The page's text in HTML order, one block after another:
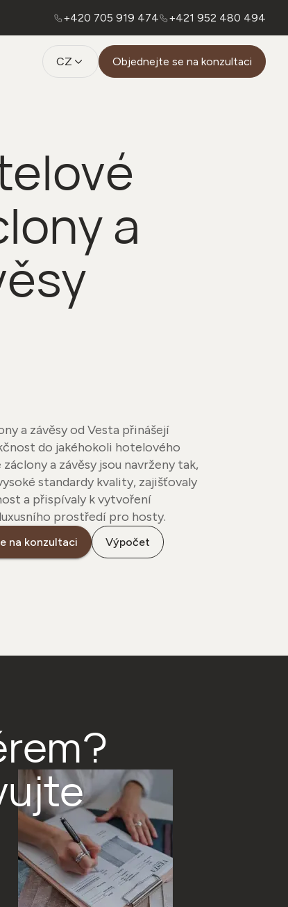
+420 705 919 474 +421 952 480 494
CZ Objednejte se na konzultaci
a
a závěsy od Vesta přinášejí
do jakéhokoli hotelového
a závěsy jsou navrženy tak,
standardy kvality, zajišťovaly
a přispívaly k vytvoření
prostředí pro hosty.
na konzultaci Výpočet